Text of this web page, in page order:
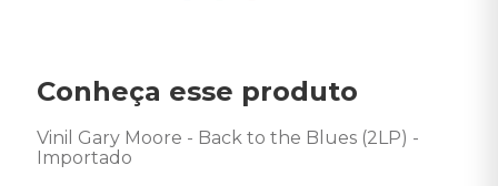
Conheça esse produto
Vinil Gary Moore - Back to the Blues (2LP) -
Importado